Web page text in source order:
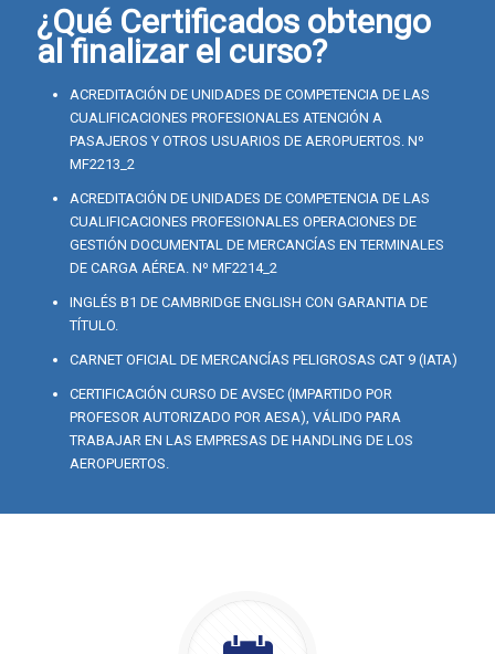
¿Qué Certificados obtengo
al finalizar el curso?
ACREDITACIÓN DE UNIDADES DE COMPETENCIA DE LAS
CUALIFICACIONES PROFESIONALES ATENCIÓN A
PASAJEROS Y OTROS USUARIOS DE AEROPUERTOS. Nº
MF2213_2
ACREDITACIÓN DE UNIDADES DE COMPETENCIA DE LAS
CUALIFICACIONES PROFESIONALES OPERACIONES DE
GESTIÓN DOCUMENTAL DE MERCANCÍAS EN TERMINALES
DE CARGA AÉREA. Nº MF2214_2
INGLÉS B1 DE CAMBRIDGE ENGLISH CON GARANTIA DE
TÍTULO.
CARNET OFICIAL DE MERCANCÍAS PELIGROSAS CAT 9 (IATA)
CERTIFICACIÓN CURSO DE AVSEC (IMPARTIDO POR
PROFESOR AUTORIZADO POR AESA), VÁLIDO PARA
TRABAJAR EN LAS EMPRESAS DE HANDLING DE LOS
AEROPUERTOS.